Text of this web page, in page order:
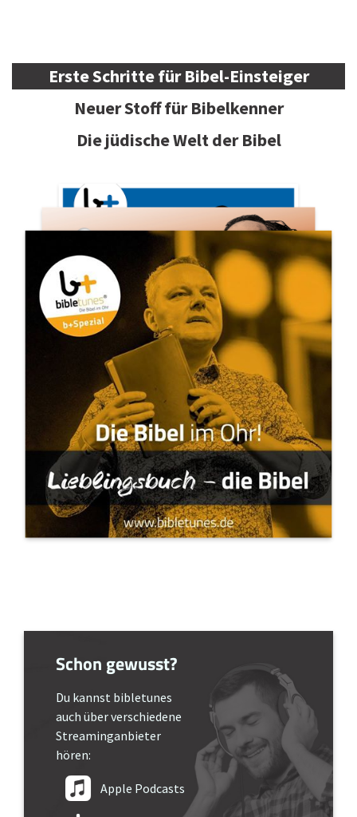
Erste Schritte für Bibel-Einsteiger
Neuer Stoff für Bibelkenner
Die jüdische Welt der Bibel
Schon gewusst?
Du kannst bibletunes
auch über verschiedene
Streaminganbieter
hören:
Apple Podcasts